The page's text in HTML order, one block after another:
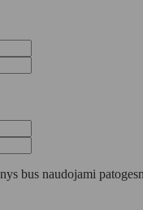
bus naudojami